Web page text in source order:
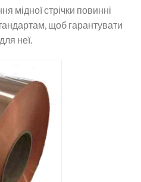
мідної стрічки повинні
щоб гарантувати
неї.